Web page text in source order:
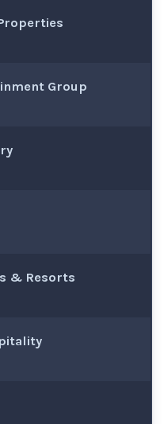
Group
& Resorts